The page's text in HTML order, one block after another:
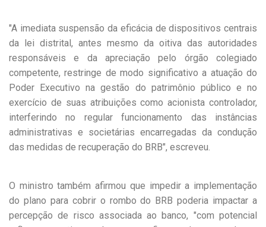
"A imediata suspensão da eficácia de dispositivos centrais
da lei distrital, antes mesmo da oitiva das autoridades
responsáveis e da apreciação pelo órgão colegiado
competente, restringe de modo significativo a atuação do
Poder Executivo na gestão do patrimônio público e no
exercício de suas atribuições como acionista controlador,
interferindo no regular funcionamento das instâncias
administrativas e societárias encarregadas da condução
das medidas de recuperação do BRB", escreveu.
O ministro também afirmou que impedir a implementação
do plano para cobrir o rombo do BRB poderia impactar a
percepção de risco associada ao banco, "com potencial